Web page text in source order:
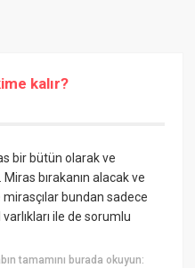
kalır?
bir bütün olarak ve
bırakanın alacak ve
mirasçılar bundan sadece
ile de sorumlu
tamamını burada okuyun: